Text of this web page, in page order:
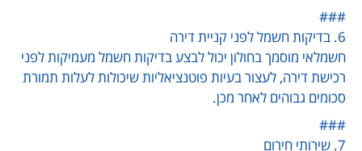
###
6. בדיקות חשמל לפני קניית דירה
חשמלאי מוסמך בחולון יכול לבצע בדיקות חשמל מעמיקות לפני
רכישת דירה, לעצור בעיות פוטנציאליות שיכולות לעלות תמורת
סכומים גבוהים לאחר מכן.
###
7. שירותי חירום